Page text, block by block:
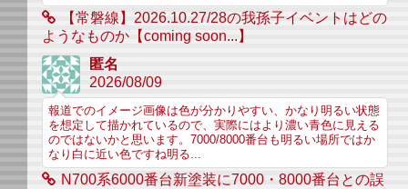
【常磐線】2026.10.27/28の我孫子イベントはどの
ようなものか【coming soon...】
匿名
2026/08/09
報道でのイメージ画像は色が分かりやすい、かなり明るい状態
を想定して描かれているので、実際にはより濃い青色に見える
のではないかと思います。7000/8000番台も明るい場所ではか
なり白に近い色ですね明る...
N700系6000番台新塗装に7000・8000番台との誤